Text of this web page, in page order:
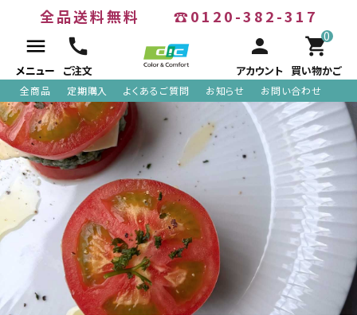
全品送料無料 ☎0120-382-317
menu
メニュー
call
ご注文
person
アカウント
0
shopping_cart
買い物かご
全商品 定期購入 よくあるご質問 お知らせ お問い合わせ
ACCOUNT MENU
meeting_room ログイン person 新規会員登録